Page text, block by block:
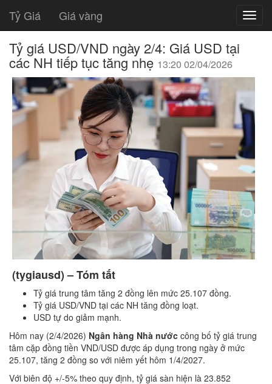
Tỷ Giá Giá vàng
Tỷ giá USD/VND ngày 2/4: Giá USD tại
các NH tiếp tục tăng nhẹ 13:20 02/04/2026
(tygiausd) – Tóm tắt
Tỷ giá trung tâm tăng 2 đồng lên mức 25.107 đồng.
Tỷ giá USD/VND tại các NH tăng đồng loạt.
USD tự do giảm mạnh.
Hôm nay (2/4/2026) Ngân hàng Nhà nước công bố tỷ giá trung
tâm cặp đồng tiền VND/USD được áp dụng trong ngày ở mức
25.107, tăng 2 đồng so với niêm yết hôm 1/4/2027.
Với biên độ +/-5% theo quy định, tỷ giá sàn hiện là 23.852